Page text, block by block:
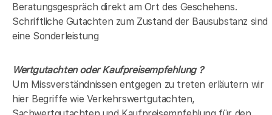
Beratungsgespräch direkt am Ort des Geschehens.
Schriftliche Gutachten zum Zustand der Bausubstanz sind
eine Sonderleistung
Wertgutachten oder Kaufpreisempfehlung ?
Um Missverständnissen entgegen zu treten erläutern wir
hier Begriffe wie Verkehrswertgutachten,